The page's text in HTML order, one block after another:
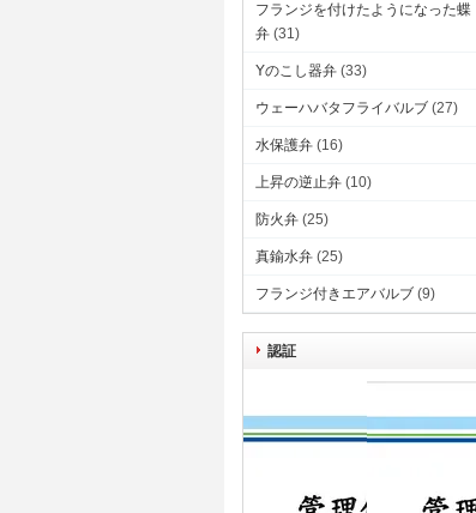
フランジを付けたようになった蝶
弁 (31)
Yのこし器弁 (33)
ウェーハバタフライバルブ (27)
水保護弁 (16)
上昇の逆止弁 (10)
防火弁 (25)
真鍮水弁 (25)
フランジ付きエアバルブ (9)
認証